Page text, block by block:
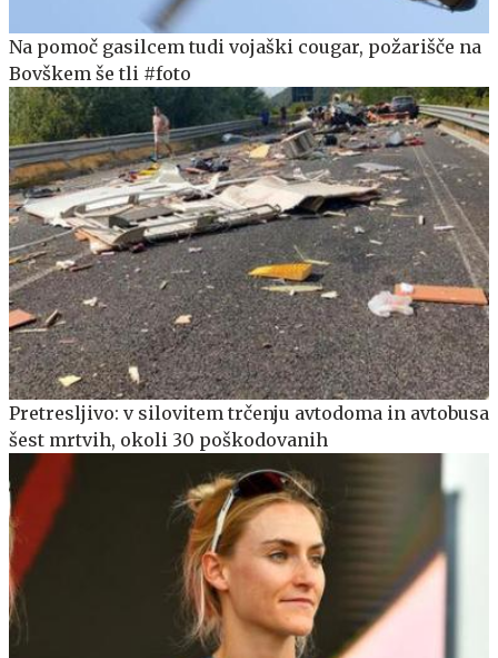
Na pomoč gasilcem tudi vojaški cougar, požarišče na
Bovškem še tli #foto
Pretresljivo: v silovitem trčenju avtodoma in avtobusa
šest mrtvih, okoli 30 poškodovanih